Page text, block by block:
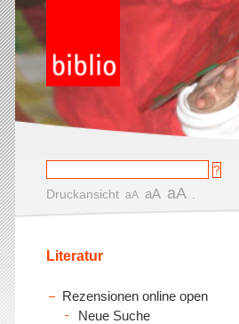
Druckansicht aA aA aA
Literatur
Rezensionen online open
Neue Suche